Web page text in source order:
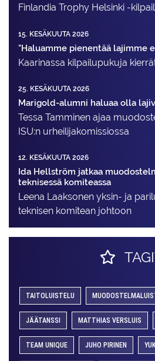
Finlandia Trophy Helsinki -
15. KESÄKUUTA 2026
"Haluamme pienentää lajimme
Kaarinassa kilpailupukuja
25. KESÄKUUTA 2026
Marigold-alumni haluaa olla
Tessa Tamminen ajaa
ISU:n urheilija­komissiossa
12. KESÄKUUTA 2026
Ida Hellström jatkaa
teknisessä komiteassa
Leena Laaksonen yksin- ja
teknisen komitean johtoon
TAITOLUISTELU
JÄÄTANSSI MATTHIAS VERSLUIS
TEAM UNIQUE JUHO PIRINEN